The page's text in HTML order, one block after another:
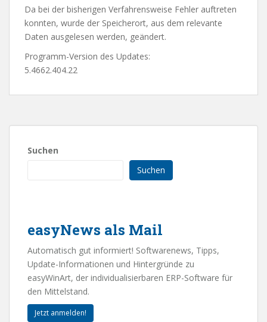
Da bei der bisherigen Verfahrensweise Fehler auftreten
konnten, wurde der Speicherort, aus dem relevante
Daten ausgelesen werden, geändert.
Programm-Version des Updates:
5.4662.404.22
Suchen
Suchen
easyNews als Mail
Automatisch gut informiert! Softwarenews, Tipps,
Update-Informationen und Hintergründe zu
easyWinArt, der individualisierbaren ERP-Software für
den Mittelstand.
Jetzt anmelden!